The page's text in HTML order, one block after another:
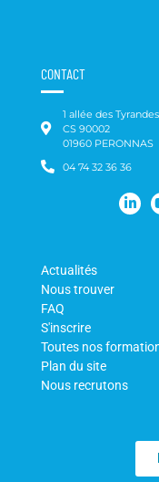
CONTACT
1 allée des Tyrandes
CS 90002
01960 PERONNAS
04 74 32 36 36
Actualités
Nous trouver
FAQ
S'inscrire
Toutes nos
Plan du site
Nous recrutons